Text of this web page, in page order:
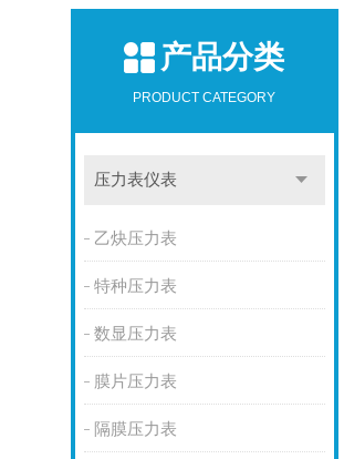
产品分类
PRODUCT CATEGORY
压力表仪表
乙炔压力表
特种压力表
数显压力表
膜片压力表
隔膜压力表